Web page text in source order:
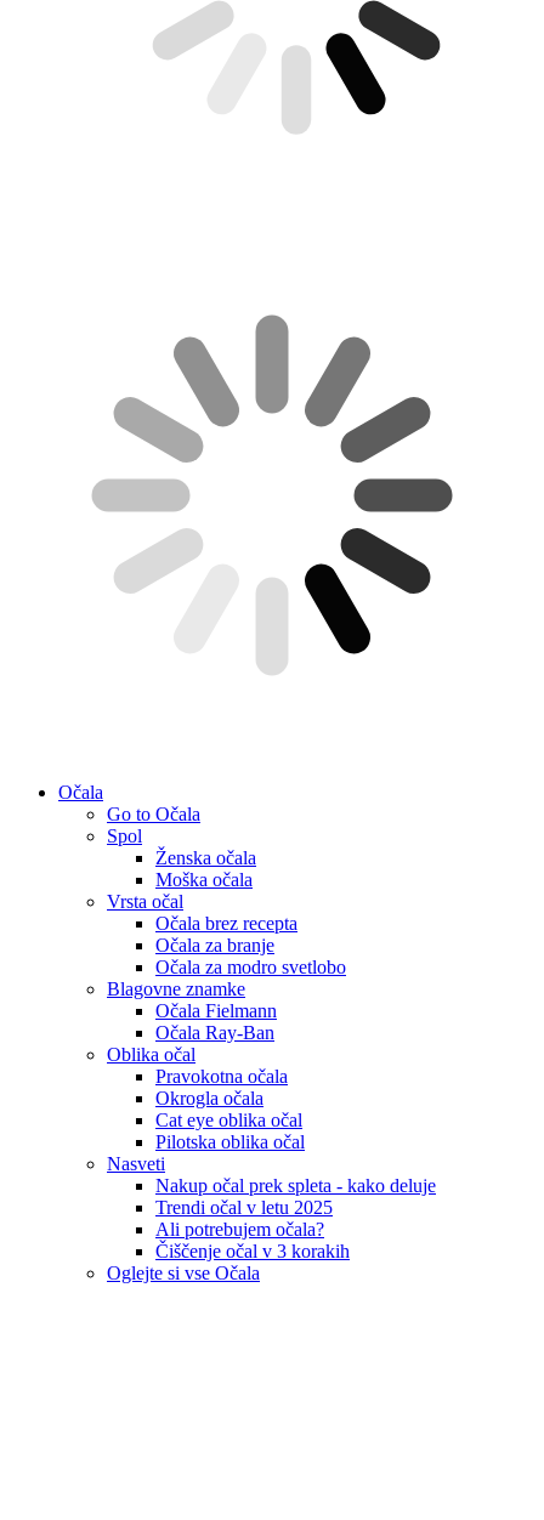
Očala
Go to Očala
Spol
Ženska očala
Moška očala
Vrsta očal
Očala brez recepta
Očala za branje
Očala za modro svetlobo
Blagovne znamke
Očala Fielmann
Očala Ray-Ban
Oblika očal
Pravokotna očala
Okrogla očala
Cat eye oblika očal
Pilotska oblika očal
Nasveti
Nakup očal prek spleta - kako deluje
Trendi očal v letu 2025
Ali potrebujem očala?
Čiščenje očal v 3 korakih
Oglejte si vse Očala